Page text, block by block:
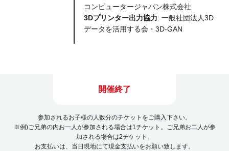
コンピュータージャパン株式会社
3Dプリンター出力協力: 一般社団法人3D
データを活用する会・3D-GAN
開催終了
参加されるお子様の人数分のチケットをご購入下さい。
※例)ご兄弟の内お一人が参加される場合は1チケット。ご兄弟お二人が参
加される場合は2チケット。
お支払いは、当日現地にて現金支払いをお願い致します。